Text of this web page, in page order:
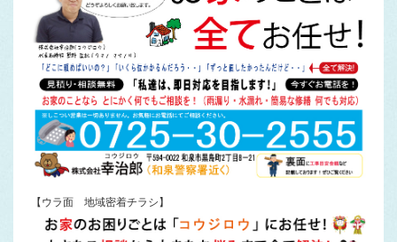
【ウラ面 地域密着チラシ】